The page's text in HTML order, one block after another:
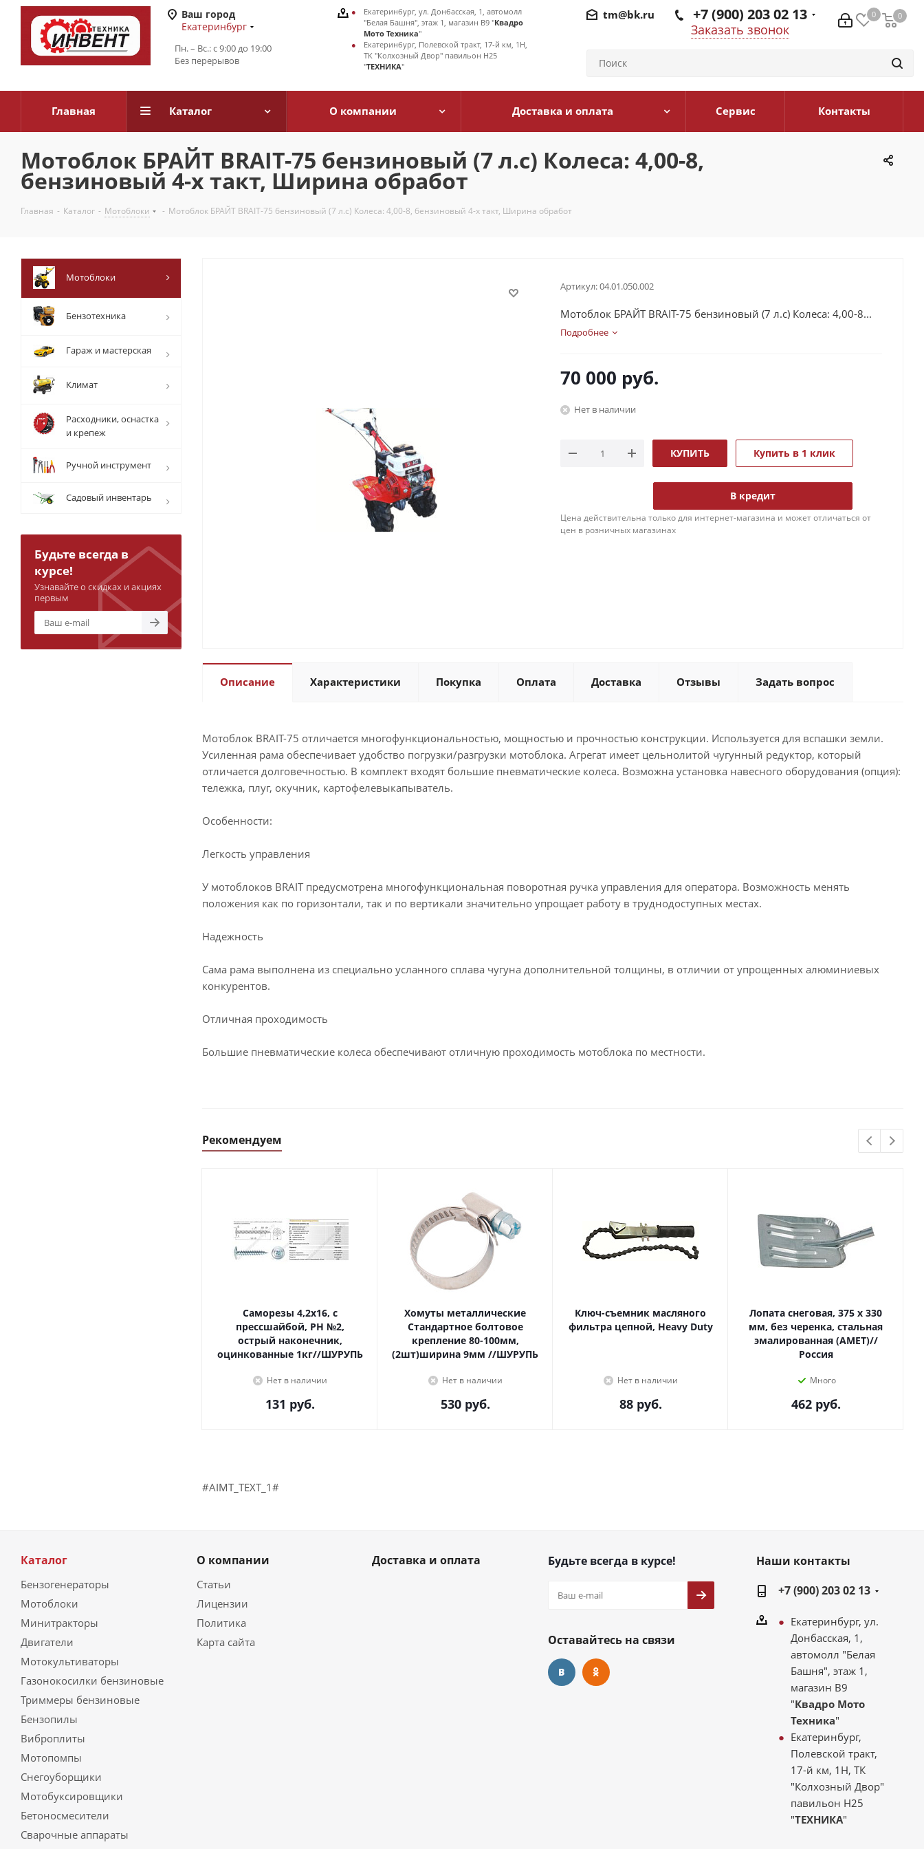
Ваш город
Екатеринбург
Пн. – Вс.: с 9:00 до 19:00
Без перерывов
0 0
0
+7 (900) 203 02 13
Заказать звонок
tm@bk.ru
Екатеринбург, ул. Донбасская, 1, автомолл
"Белая Башня", этаж 1, магазин В9 "Квадро
Мото Техника"
Екатеринбург, Полевской тракт, 17-й км, 1Н,
ТК "Колхозный Двор" павильон Н25
"ТЕХНИКА"
Главная Каталог О компании Доставка и оплата Сервис Контакты
Мотоблок БРАЙТ BRAIT-75 бензиновый (7 л.с) Колеса: 4,00-8,
бензиновый 4-х такт, Ширина обработ
Главная - Каталог - Мотоблоки - Мотоблок БРАЙТ BRAIT-75 бензиновый (7 л.с) Колеса: 4,00-8, бензиновый 4-х такт, Ширина обработ
Артикул:04.01.050.002
Мотоблок БРАЙТ BRAIT-75 бензиновый (7 л.с) Колеса: 4,00-8...
Подробнее
70 000 руб.
Нет в наличии
КУПИТЬ Купить в 1 клик
В кредит
Цена действительна только для интернет-магазина и может отличаться от
цен в розничных магазинах
Описание Характеристики Покупка Оплата Доставка Отзывы Задать вопрос
Мотоблок BRAIT-75 отличается многофункциональностью, мощностью и прочностью конструкции. Используется для вспашки земли.
Усиленная рама обеспечивает удобство погрузки/разгрузки мотоблока. Агрегат имеет цельнолитой чугунный редуктор, который
отличается долговечностью. В комплект входят большие пневматические колеса. Возможна установка навесного оборудования (опция):
тележка, плуг, окучник, картофелевыкапыватель.
Особенности:
Легкость управления
У мотоблоков BRAIT предусмотрена многофункциональная поворотная ручка управления для оператора. Возможность менять
положения как по горизонтали, так и по вертикали значительно упрощает работу в труднодоступных местах.
Надежность
Сама рама выполнена из специально усланного сплава чугуна дополнительной толщины, в отличии от упрощенных алюминиевых
конкурентов.
Отличная проходимость
Большие пневматические колеса обеспечивают отличную проходимость мотоблока по местности.
Рекомендуем
Саморезы 4,2х16, с
прессшайбой, PH №2,
острый наконечник,
оцинкованные 1кг//ШУРУПЬ
Нет в наличии
131 руб.
Хомуты металлические
Стандартное болтовое
крепление 80-100мм,
(2шт)ширина 9мм //ШУРУПЬ
Нет в наличии
530руб.
Ключ-съемник масляного
фильтра цепной, Heavy Duty
Нет в наличии
88руб.
Лопата снеговая, 375 х 330
мм, без черенка, стальная
эмалированная (АМЕТ)//
Россия
Много
462руб.
#AIMT_TEXT_1#
Мотоблоки
Бензотехника
Гараж и мастерская
Климат
Расходники, оснастка
и крепеж
Ручной инструмент
Садовый инвентарь
Будьте всегда в
курсе!
Узнавайте о скидках и акциях
первым
Каталог
Бензогенераторы
Мотоблоки
Минитракторы
Двигатели
Мотокультиваторы
Газонокосилки бензиновые
Триммеры бензиновые
Бензопилы
Виброплиты
Мотопомпы
Снегоуборщики
Мотобуксировщики
Бетоносмесители
Сварочные аппараты
О компании
Статьи
Лицензии
Политика
Карта сайта
Доставка и оплата Будьте всегда в курсе!
Оставайтесь на связи
Наши контакты
+7 (900) 203 02 13
Екатеринбург, ул.
Донбасская, 1,
автомолл "Белая
Башня", этаж 1,
магазин В9
"Квадро Мото
Техника"
Екатеринбург,
Полевской тракт,
17-й км, 1Н, ТК
"Колхозный Двор"
павильон Н25
"ТЕХНИКА"